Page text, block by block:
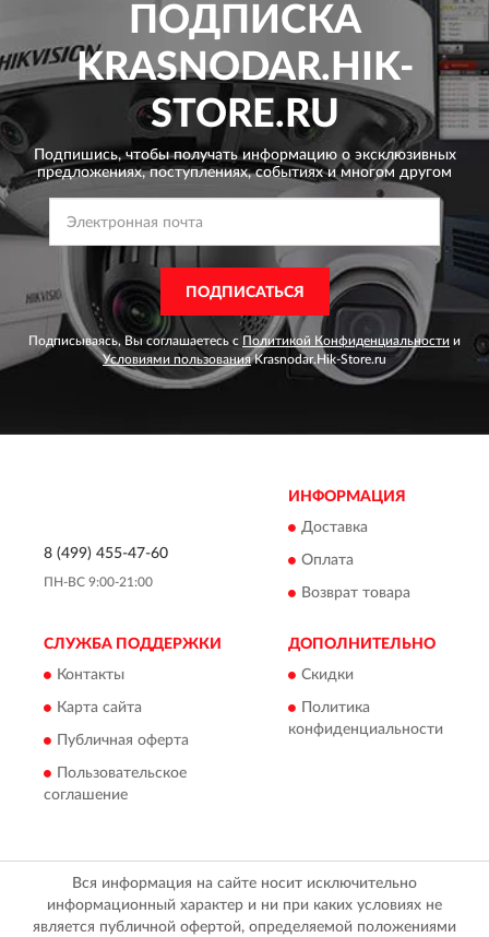
ПОДПИСКА
KRASNODAR.HIK-
STORE.RU
Подпишись, чтобы получать информацию о эксклюзивных
предложениях,поступлениях, событиях и многом другом
ПОДПИСАТЬСЯ
Подписываясь, Вы соглашаетесь с Политикой Конфиденциальности и
Условиями пользованияKrasnodar.Hik-Store.ru
8 (499) 455-47-60
ПН-ВС 9:00-21:00
ИНФОРМАЦИЯ
Доставка
Оплата
Возврат товара
СЛУЖБА ПОДДЕРЖКИ
Контакты
Карта сайта
Публичная оферта
Пользовательское
соглашение
ДОПОЛНИТЕЛЬНО
Скидки
Политика
конфиденциальности
Вся информация на сайте носит исключительно
информационный характер и ни при каких условиях не
является публичной офертой, определяемой положениями